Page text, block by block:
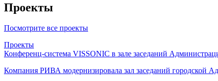
Проекты
Посмотрите все проекты
Проекты
Конференц-система VISSONIC в зале заседаний
Компания РИВА модернизировала зал заседаний городской